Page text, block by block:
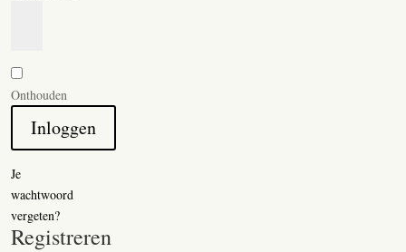
Onthouden
Inloggen
Je
wachtwoord
vergeten?
Registreren